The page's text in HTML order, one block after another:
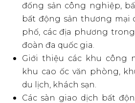
đống sản công nghiệp,
bất động sản thương mại
phố, các địa phương
đoàn đa quốc gia.
Giới thiệu các khu công
khu cao ốc văn phòng,
du lịch, khách sạn.
Các sàn giao dịch bất